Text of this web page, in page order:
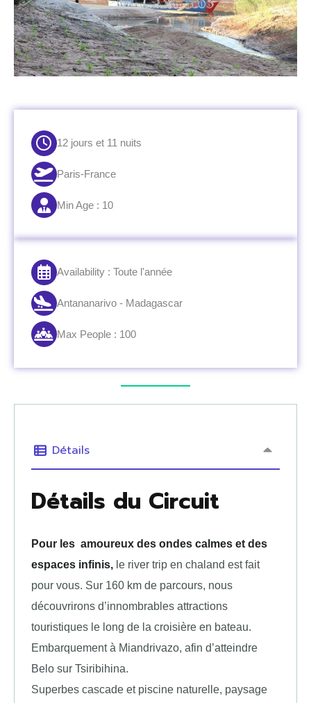
12 jours et 11 nuits
Paris-France
Min Age : 10
Availability : Toute l'année
Antananarivo - Madagascar
Max People : 100
Détails
Détails du Circuit
Pour les amoureux des ondes calmes et des
espaces infinis, le river trip en chaland est fait
pour vous. Sur 160 km de parcours, nous
découvrirons d’innombrables attractions
touristiques le long de la croisière en bateau.
Embarquement à Miandrivazo, afin d’atteindre
Belo sur Tsiribihina.
Superbes cascade et piscine naturelle, paysage